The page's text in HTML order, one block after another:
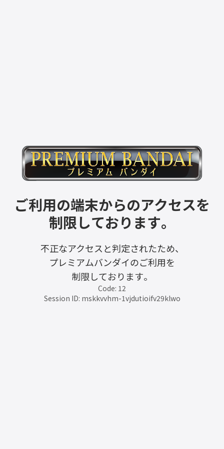
ご利用の端末からのアクセスを
制限しております。
不正なアクセスと判定されたため、
プレミアムバンダイのご利用を
制限しております。
Code: 12
Session ID: mskkvvhm-1vjdutioifv29klwo